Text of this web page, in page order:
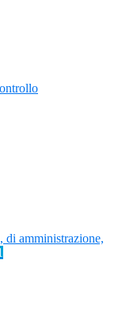
amministrazione,